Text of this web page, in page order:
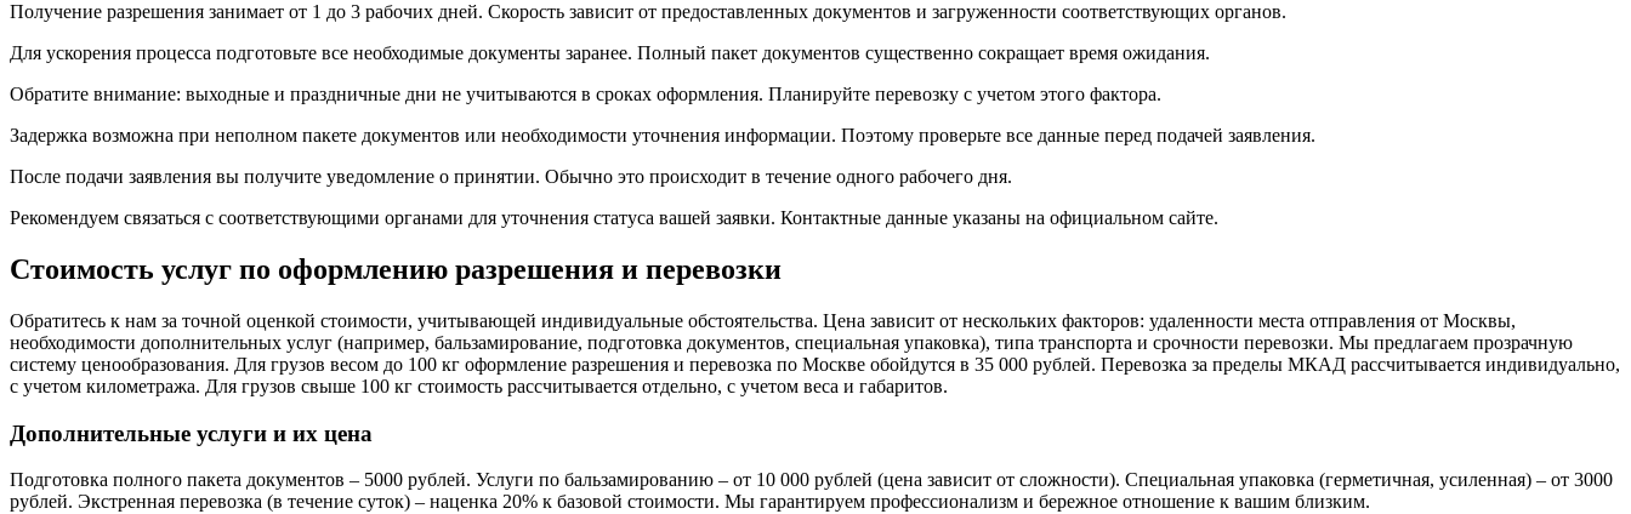
Получение разрешения занимает от 1 до 3 рабочих дней. Скорость зависит от предоставленных документов и загруженности соответствующих органов.
Для ускорения процесса подготовьте все необходимые документы заранее. Полный пакет документов существенно сокращает время ожидания.
Обратите внимание: выходные и праздничные дни не учитываются в сроках оформления. Планируйте перевозку с учетом этого фактора.
Задержка возможна при неполном пакете документов или необходимости уточнения информации. Поэтому проверьте все данные перед подачей заявления.
После подачи заявления вы получите уведомление о принятии. Обычно это происходит в течение одного рабочего дня.
Рекомендуем связаться с соответствующими органами для уточнения статуса вашей заявки. Контактные данные указаны на официальном сайте.
Стоимость услуг по оформлению разрешения и перевозки
Обратитесь к нам за точной оценкой стоимости, учитывающей индивидуальные обстоятельства. Цена зависит от нескольких факторов: удаленности места отправления от Москвы,
необходимости дополнительных услуг (например, бальзамирование, подготовка документов, специальная упаковка), типа транспорта и срочности перевозки. Мы предлагаем прозрачную
систему ценообразования. Для грузов весом до 100 кг оформление разрешения и перевозка по Москве обойдутся в 35 000 рублей. Перевозка за пределы МКАД рассчитывается индивидуально,
с учетом километража. Для грузов свыше 100 кг стоимость рассчитывается отдельно, с учетом веса и габаритов.
Дополнительные услуги и их цена
Подготовка полного пакета документов – 5000 рублей. Услуги по бальзамированию – от 10 000 рублей (цена зависит от сложности). Специальная упаковка (герметичная, усиленная) – от 3000
рублей. Экстренная перевозка (в течение суток) – наценка 20% к базовой стоимости. Мы гарантируем профессионализм и бережное отношение к вашим близким.